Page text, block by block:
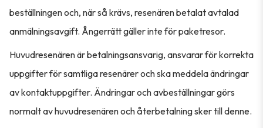
beställningen och, när så krävs, resenären betalat avtalad
anmälningsavgift. Ångerrätt gäller inte för paketresor.
Huvudresenären är betalningsansvarig, ansvarar för korrekta
uppgifter för samtliga resenärer och ska meddela ändringar
av kontaktuppgifter. Ändringar och avbeställningar görs
normalt av huvudresenären och återbetalning sker till denne.